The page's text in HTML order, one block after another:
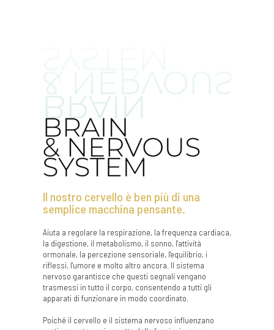
Il nostro cervello è ben più di una
semplice macchina pensante.
Aiuta a regolare la respirazione, la frequenza cardiaca,
la digestione, il metabolismo, il sonno, l'attività
ormonale, la percezione sensoriale, l'equilibrio, i
riflessi, l'umore e molto altro ancora. Il sistema
nervoso garantisce che questi segnali vengano
trasmessi in tutto il corpo, consentendo a tutti gli
apparati di funzionare in modo coordinato.
Poiché il cervello e il sistema nervoso influenzano